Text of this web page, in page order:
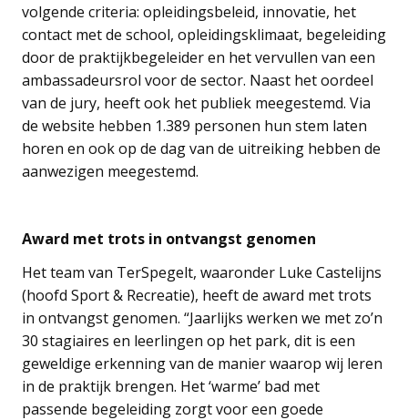
volgende criteria: opleidingsbeleid, innovatie, het
contact met de school, opleidingsklimaat, begeleiding
door de praktijkbegeleider en het vervullen van een
ambassadeursrol voor de sector. Naast het oordeel
van de jury, heeft ook het publiek meegestemd. Via
de website hebben 1.389 personen hun stem laten
horen en ook op de dag van de uitreiking hebben de
aanwezigen meegestemd.
Award met trots in ontvangst genomen
Het team van TerSpegelt, waaronder Luke Castelijns
(hoofd Sport & Recreatie), heeft de award met trots
in ontvangst genomen. “Jaarlijks werken we met zo’n
30 stagiaires en leerlingen op het park, dit is een
geweldige erkenning van de manier waarop wij leren
in de praktijk brengen. Het ‘warme’ bad met
passende begeleiding zorgt voor een goede